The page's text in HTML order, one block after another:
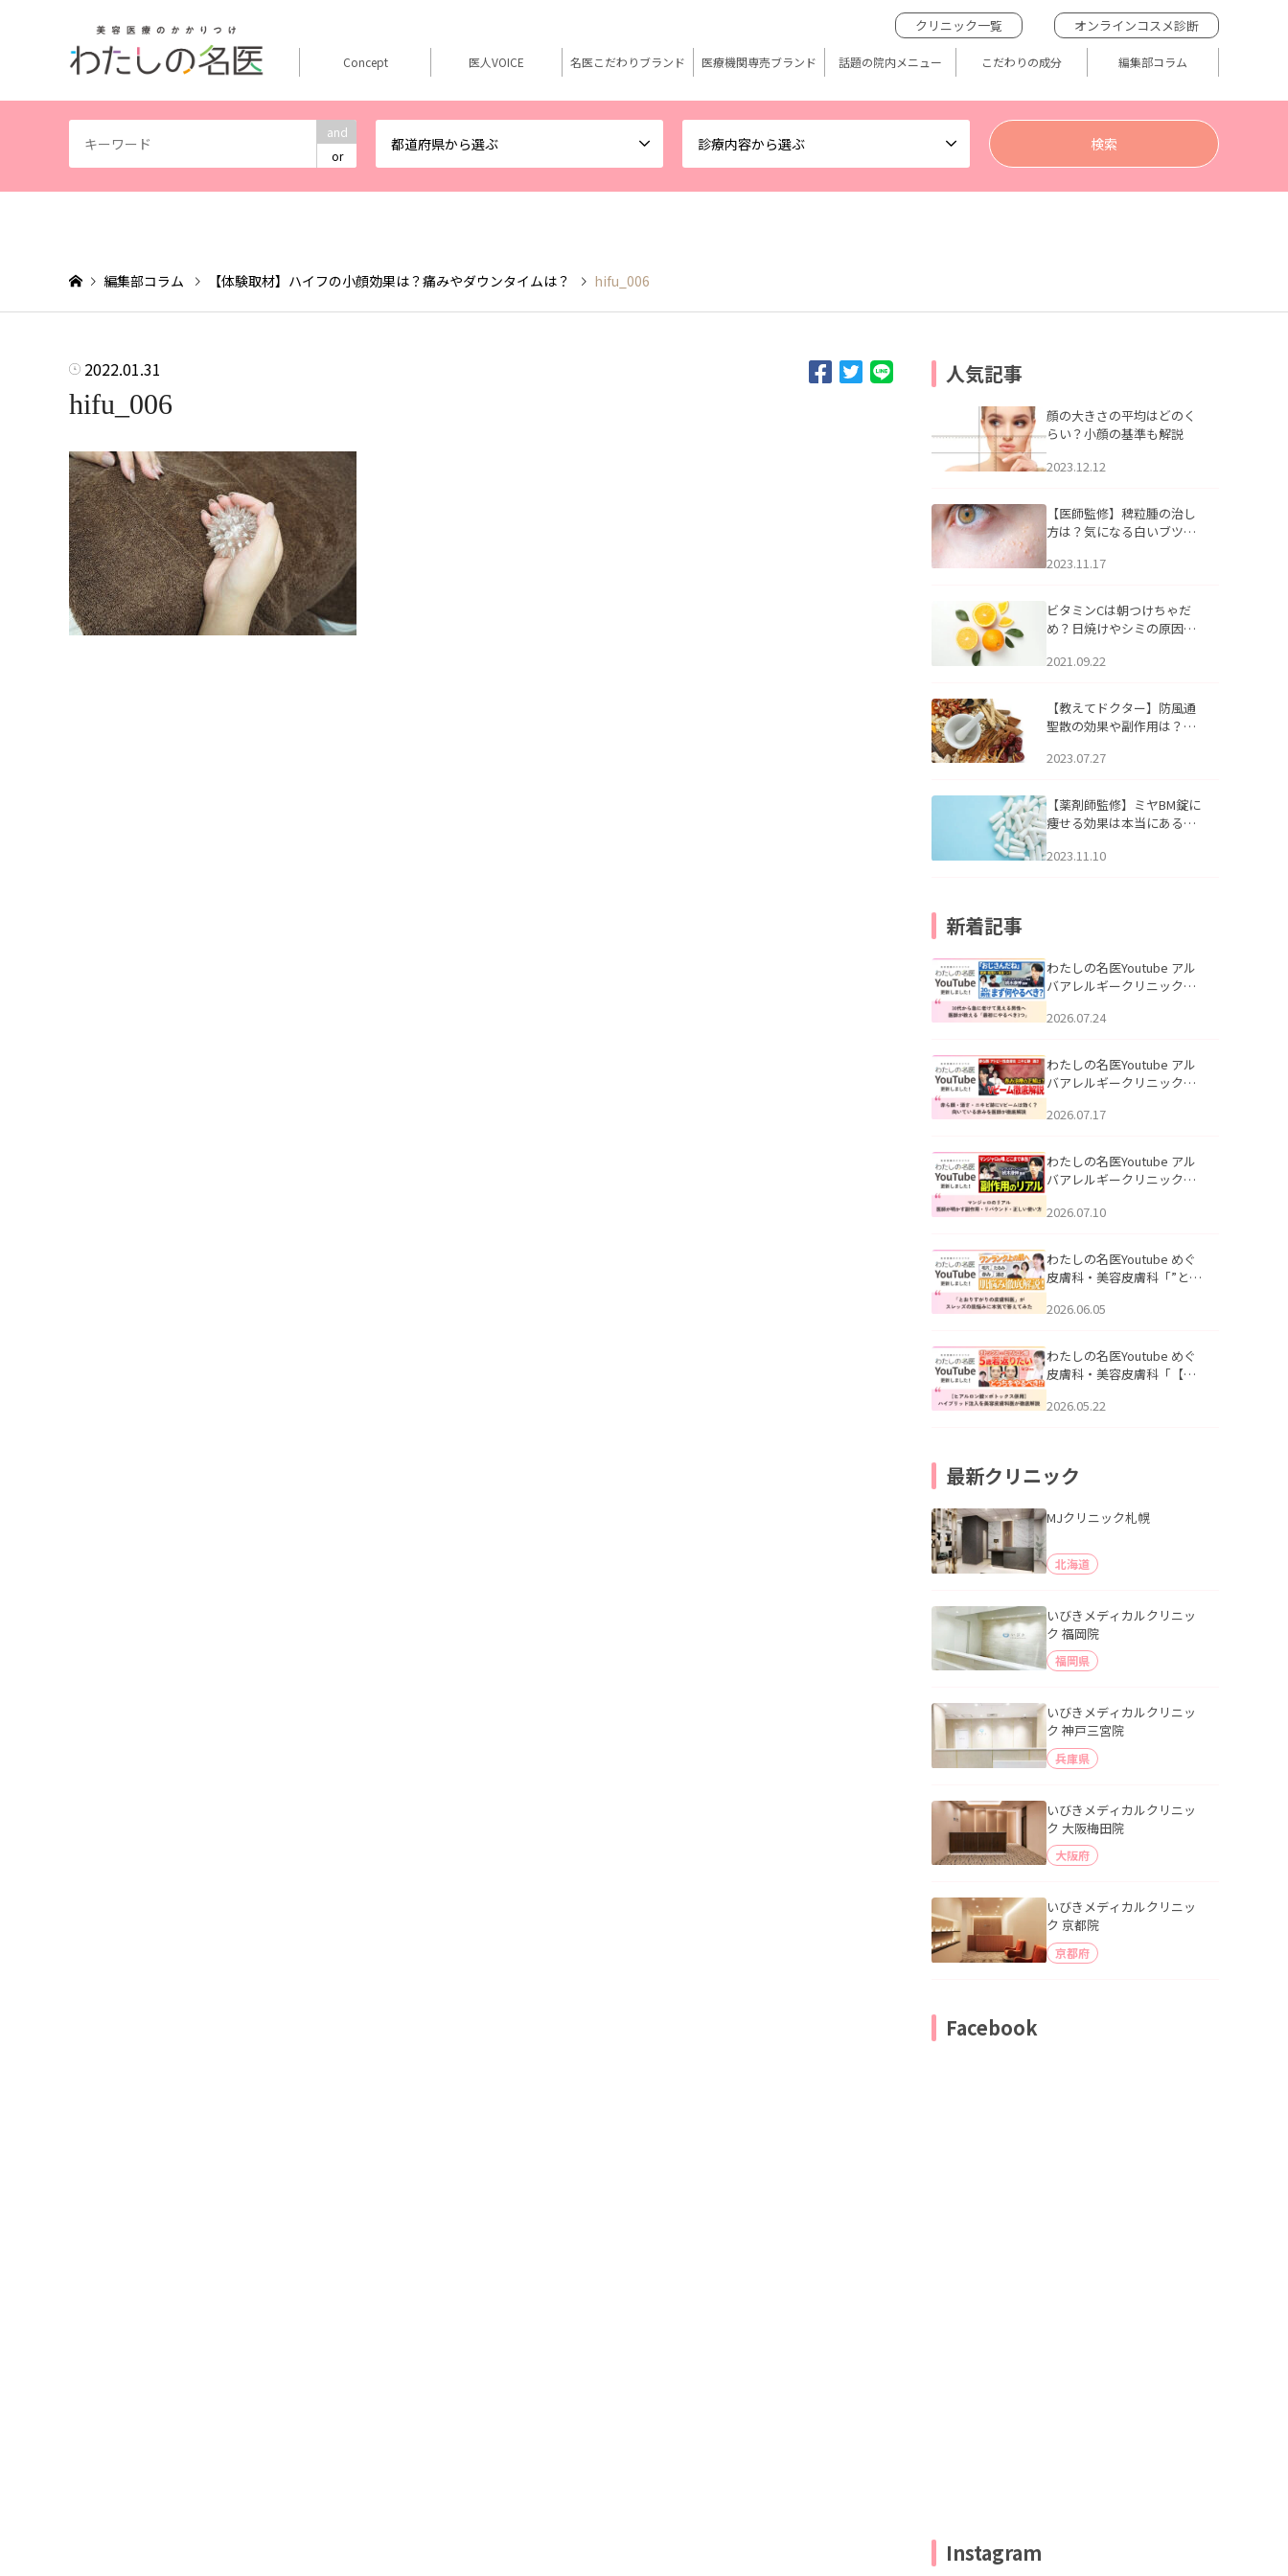
and
or
都道府県から選ぶ 診療内容から選ぶ
クリニック一覧 オンラインコスメ診断
Concept 医人VOICE 名医こだわりブランド 医療機関専売ブランド 話題の院内メニュー こだわりの成分 編集部コラム
編集部コラム 【体験取材】ハイフの小顔効果は？痛みやダウンタイムは？ hifu_006
2022.01.31
hifu_006
人気記事
顔の大きさの平均はどのく
らい？小顔の基準も解説
2023.12.12
【医師監修】稗粒腫の治し
方は？気になる白いブツブ
アについて
2023.11.17
ビタミンCは朝つけちゃだ
め？日焼けやシミの原因に
2021.09.22
【教えてドクター】防風通
聖散の効果や副作用は？長
2023.07.27
【薬剤師監修】ミヤBM錠に
痩せる効果は本当にある
2023.11.10
新着記事
わたしの名医Youtube アル
バアレルギークリニック札
える男性へ｜医師が教える
公開いたしました。
2026.07.24
わたしの名医Youtube アル
バアレルギークリニック札
跡にVビームは効く？向いて
説」を公開いたしました。
2026.07.17
わたしの名医Youtube アル
バアレルギークリニック札
医師が明かす副作用・リバ
公開いたしました。
2026.07.10
わたしの名医Youtube めぐ
皮膚科・美容皮膚科「”とお
ッズの肌悩みに本気で答え
た。
2026.06.05
わたしの名医Youtube めぐ
皮膚科・美容皮膚科「【ヒ
用】ハイブリッド注入を美
2026.05.22
最新クリニック
MJクリニック札幌
北海道
いびきメディカルクリニッ
ク 福岡院
福岡県
いびきメディカルクリニッ
ク 神戸三宮院
兵庫県
いびきメディカルクリニッ
ク 大阪梅田院
大阪府
いびきメディカルクリニッ
ク 京都院
京都府
Facebook
Instagram